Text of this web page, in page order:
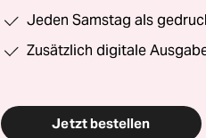
Jeden Samstag als
Zusätzlich digitale
Jetzt bestellen